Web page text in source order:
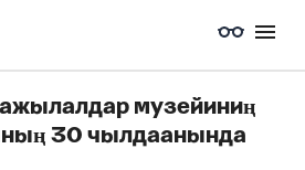
музейиниң
30 чылдаанында